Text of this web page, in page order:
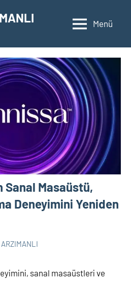
Menü
Sanal Masaüstü,
Deneyimini Yeniden
sanal masaüstleri ve